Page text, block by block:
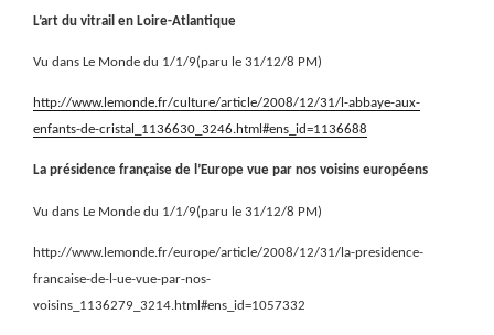
L’art du vitrail en Loire-Atlantique
Vu dans Le Monde du 1/1/9(paru le 31/12/8 PM)
http://www.lemonde.fr/culture/article/2008/12/31/l-abbaye-aux-
enfants-de-cristal_1136630_3246.html#ens_id=1136688
La présidence française de l’Europe vue par nos voisins européens
Vu dans Le Monde du 1/1/9(paru le 31/12/8 PM)
http://www.lemonde.fr/europe/article/2008/12/31/la-presidence-
francaise-de-l-ue-vue-par-nos-
voisins_1136279_3214.html#ens_id=1057332